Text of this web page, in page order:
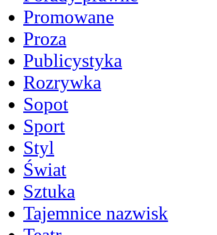
Promowane
Proza
Publicystyka
Rozrywka
Sopot
Sport
Styl
Świat
Sztuka
Tajemnice nazwisk